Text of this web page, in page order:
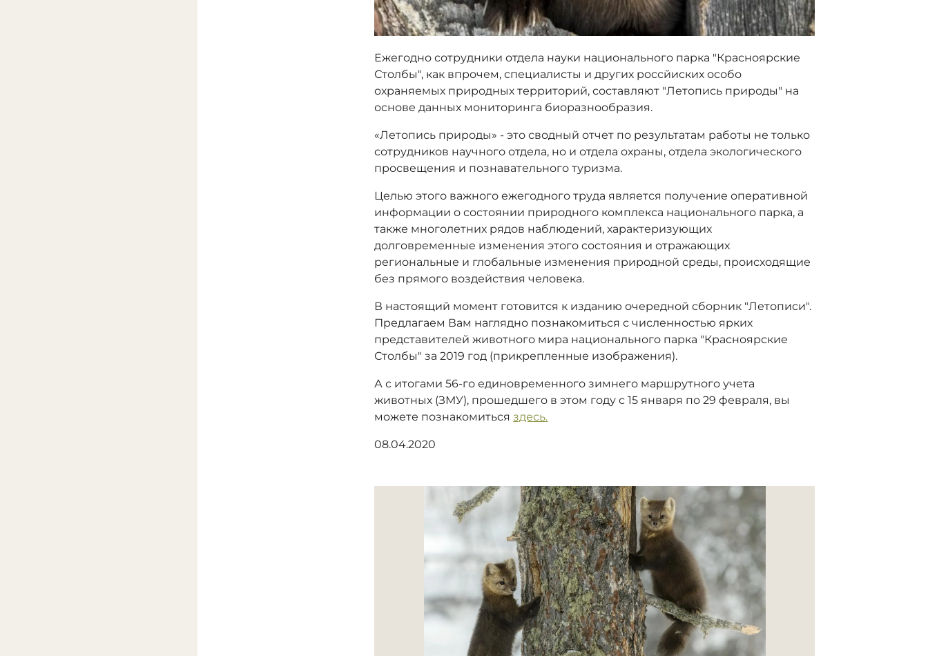
Ежегодно сотрудники отдела науки национального парка "Красноярские
Столбы", как впрочем, специалисты и других россйиских особо
охраняемых природных территорий, составляют "Летопись природы" на
основе данных мониторинга биоразнообразия.
«Летопись природы» - это сводный отчет по результатам работы не только
сотрудников научного отдела, но и отдела охраны, отдела экологического
просвещения и познавательного туризма.
Целью этого важного ежегодного труда является получение оперативной
информации о состоянии природного комплекса национального парка, а
также многолетних рядов наблюдений, характеризующих
долговременные изменения этого состояния и отражающих
региональные и глобальные изменения природной среды, происходящие
без прямого воздействия человека.
В настоящий момент готовится к изданию очередной сборник "Летописи".
Предлагаем Вам наглядно познакомиться с численностью ярких
представителей животного мира национального парка "Красноярские
Столбы" за 2019 год (прикрепленные изображения).
А с итогами 56-го единовременного зимнего маршрутного учета
животных (ЗМУ), прошедшего в этом году с 15 января по 29 февраля, вы
можете познакомитьсяздесь.
08.04.2020